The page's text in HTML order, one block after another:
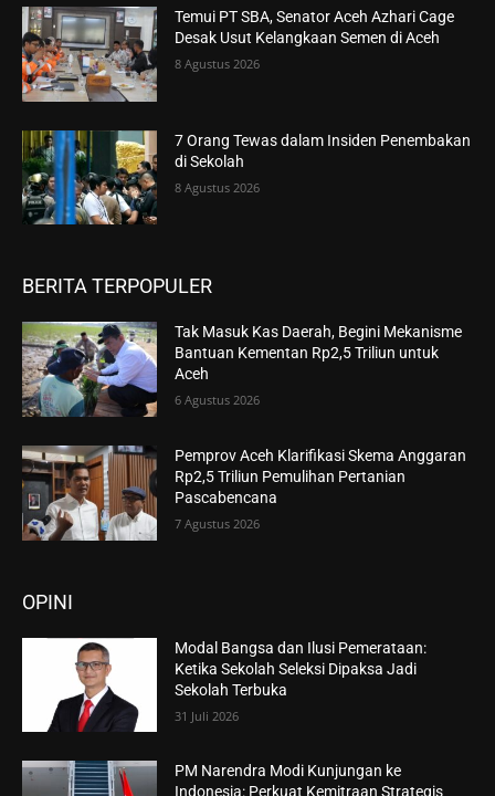
Temui PT SBA, Senator Aceh Azhari Cage
Desak Usut Kelangkaan Semen di Aceh
8 Agustus 2026
7 Orang Tewas dalam Insiden Penembakan
di Sekolah
8 Agustus 2026
BERITA TERPOPULER
Tak Masuk Kas Daerah, Begini Mekanisme
Bantuan Kementan Rp2,5 Triliun untuk
Aceh
6 Agustus 2026
Pemprov Aceh Klarifikasi Skema Anggaran
Rp2,5 Triliun Pemulihan Pertanian
Pascabencana
7 Agustus 2026
OPINI
Modal Bangsa dan Ilusi Pemerataan:
Ketika Sekolah Seleksi Dipaksa Jadi
Sekolah Terbuka
31 Juli 2026
PM Narendra Modi Kunjungan ke
Indonesia: Perkuat Kemitraan Strategis